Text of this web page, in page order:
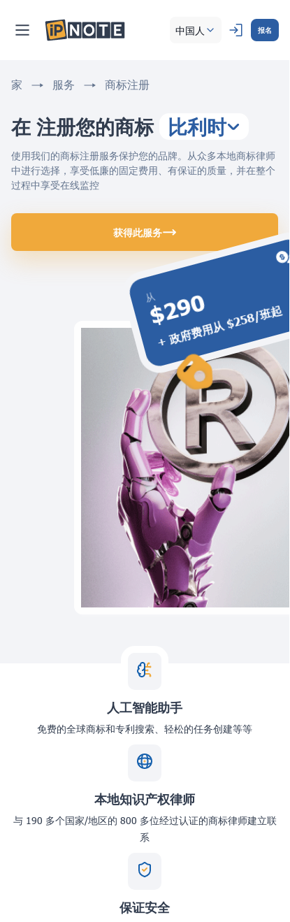
中国人 报名
家 服务 商标注册
在 注册您的商标 比利时
从
$290
+ 政府费用从 $258/班起
使用我们的商标注册服务保护您的品牌。从众多本地商标律师
中进行选择，享受低廉的固定费用、有保证的质量，并在整个
过程中享受在线监控
获得此服务
人工智能助手
免费的全球商标和专利搜索、轻松的任务创建等等
本地知识产权律师
与 190 多个国家/地区的 800 多位经过认证的商标律师建立联
系
保证安全